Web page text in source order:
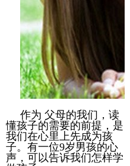
作为 父母的我们，读
懂孩子的需要的前提，是
我们在心里上先成为孩
子。有一位9岁男孩的心
声，可以告诉我们怎样学